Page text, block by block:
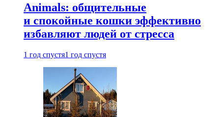
Animals: общительные
и спокойные кошки эффективно
избавляют людей от стресса
1 год спустя1 год спустя